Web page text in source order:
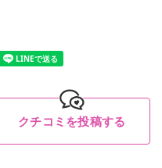
LINEで送る
クチコミを投稿する